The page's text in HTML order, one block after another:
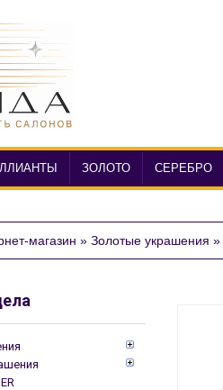
ЗОЛОТО СЕРЕБРО
магазин » Золотые украшения »